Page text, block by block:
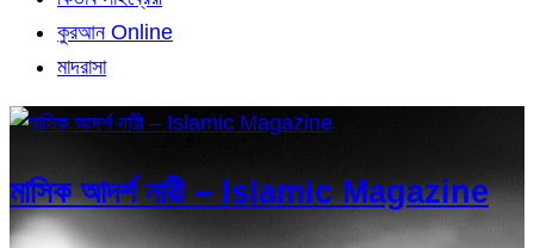
কুরআন Online
মাদরাসা
মাসিক আদর্শ নারী – Islamic Magazine